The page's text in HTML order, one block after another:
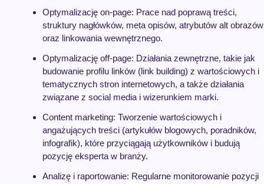
Optymalizację on-page: Prace nad poprawą treści,
struktury nagłówków, meta opisów, atrybutów alt obrazów
oraz linkowania wewnętrznego.
Optymalizację off-page: Działania zewnętrzne, takie jak
budowanie profilu linków (link building) z wartościowych i
tematycznych stron internetowych, a także działania
związane z social media i wizerunkiem marki.
Content marketing: Tworzenie wartościowych i
angażujących treści (artykułów blogowych, poradników,
infografik), które przyciągają użytkowników i budują
pozycję eksperta w branży.
Analizę i raportowanie: Regularne monitorowanie pozycji